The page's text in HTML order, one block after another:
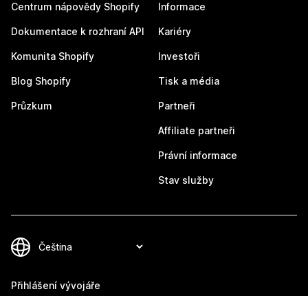
Centrum nápovědy Shopify
Dokumentace k rozhraní API
Komunita Shopify
Blog Shopify
Průzkum
Informace
Kariéry
Investoři
Tisk a média
Partneři
Affiliate partneři
Právní informace
Stav služby
Přihlášení vývojáře